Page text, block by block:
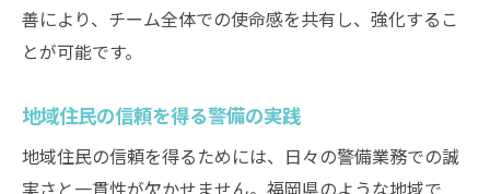
善により、チーム全体での使命感を共有し、強化するこ
とが可能です。
地域住民の信頼を得る警備の実践
地域住民の信頼を得るためには、日々の警備業務での誠
実さと一貫性が欠かせません。福岡県のような地域で